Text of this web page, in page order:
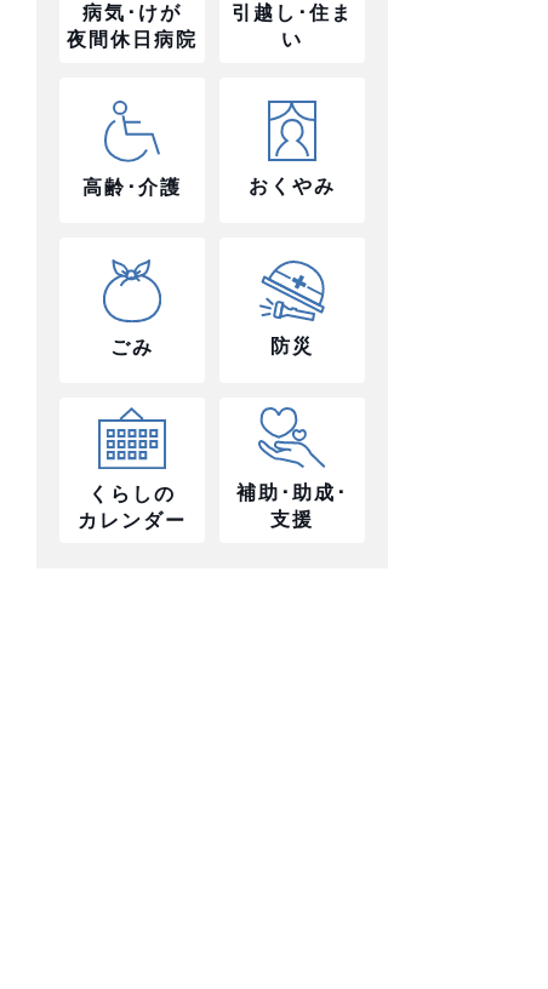
病気･けが
夜間休日病院
引越し･住ま
い
高齢･介護 おくやみ
ごみ 防災
くらしの
カレンダー
補助･助成･
支援